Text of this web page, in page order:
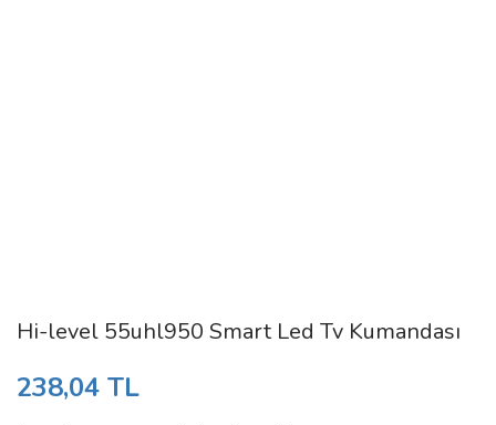
Hi-level 55uhl950 Smart Led Tv Kumandası
238,04 TL